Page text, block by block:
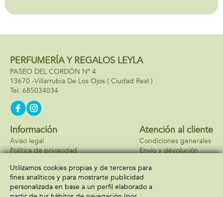
PERFUMERÍA Y REGALOS LEYLA
PASEO DEL CORDÓN Nº 4
13670 -Villarrubia De Los Ojos ( Ciudad Real )
685034034
Información
Aviso legal
Política de privacidad
Atención al cliente
Condiciones generales
Envío y devolución
Formas de pago
Utilizamos cookies propias y de terceros para
fines analíticos y para mostrarte publicidad
personalizada en base a un perfil elaborado a